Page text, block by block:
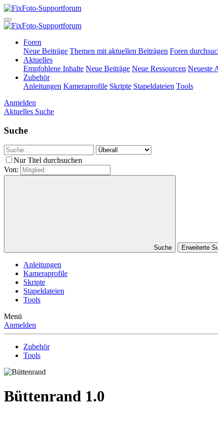
Foren
Neue Beiträge Themen mit aktuellen Beiträgen Foren
Aktuelles
Empfohlene Inhalte Neue Beiträge Neue Ressourcen Neueste
Zubehör
Anleitungen Kameraprofile Skripte Stapeldateien Tools
Anmelden
Aktuelles Suche
Suche
Nur Titel durchsuchen
Von:
Suche Erweiterte
Anleitungen
Kameraprofile
Skripte
Stapeldateien
Tools
Menü
Anmelden
Zubehör
Tools
Büttenrand 1.0